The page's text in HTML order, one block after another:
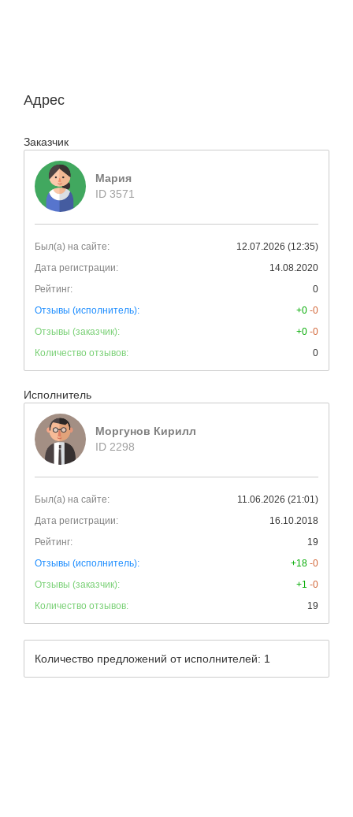
Адрес
Заказчик
Мария
ID 3571
Был(а) на сайте:
12.07.2026 (12:35)
Дата регистрации:
14.08.2020
Рейтинг:
0
Отзывы (исполнитель):
+0 -0
Отзывы (заказчик):
+0 -0
Количество отзывов:
0
Исполнитель
Моргунов Кирилл
ID 2298
Был(а) на сайте:
11.06.2026 (21:01)
Дата регистрации:
16.10.2018
Рейтинг:
19
Отзывы (исполнитель):
+18 -0
Отзывы (заказчик):
+1 -0
Количество отзывов:
19
Количество предложений от исполнителей: 1